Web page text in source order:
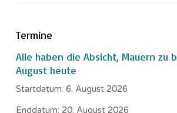
Termine
Alle haben die Absicht, Mauern zu
August heute
Startdatum: 6. August 2026
Enddatum: 20. August 2026